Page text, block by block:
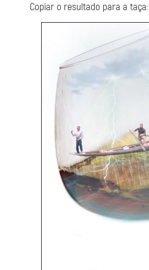
Copiar o resultado para a taça: